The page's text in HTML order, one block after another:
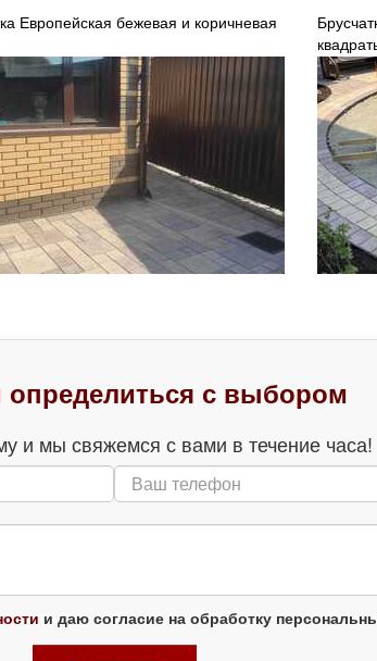
Европейская бежевая и коричневая
с выбором
и мы свяжемся с вами в течение часа!
и даю согласие на обработку